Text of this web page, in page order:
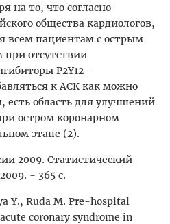
на то, что согласно
общества кардиологов,
всем пациентам с острым
отсутствии
P2Y12 –
к АСК как можно
есть область для улучшений
остром коронарном
этапе (2).
2009. Статистический
- 365 с.
Y., Ruda M. Pre-hospital
coronary syndrome in